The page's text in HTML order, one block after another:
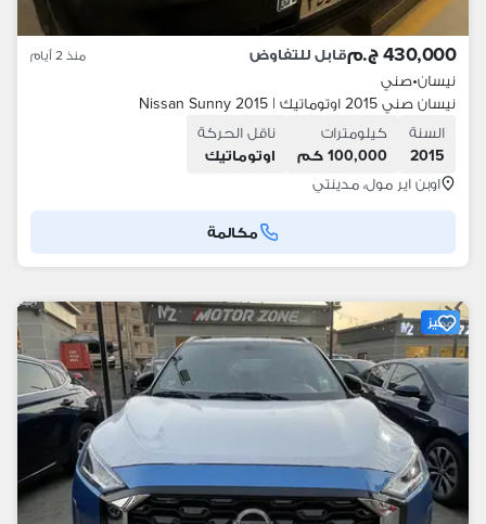
430,000 ج.م قابل للتفاوض منذ 2 أيام
نيسان•صني
نيسان صني 2015 اوتوماتيك | Nissan Sunny 2015
السنة
2015
كيلومترات
100,000 كم
ناقل الحركة
اوتوماتيك
اوبن اير مول، مدينتي
مكالمة
مميز